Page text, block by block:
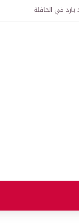
واعتراف بالشهادات